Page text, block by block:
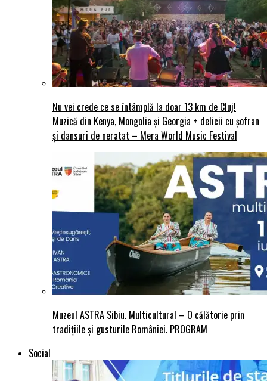
Nu vei crede ce se întâmplă la doar 13 km de Cluj!
Muzică din Kenya, Mongolia și Georgia + delicii cu șofran
și dansuri de neratat – Mera World Music Festival
Muzeul ASTRA Sibiu. Multicultural – O călătorie prin
tradițiile și gusturile României. PROGRAM
Social